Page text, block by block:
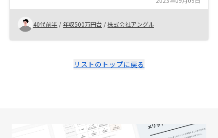
の面談を行い、とても分かりやすい説明を受ける内に、
不動産投資の不安が徐々に解消し、不動産を購入するこ
とになりました。
40代前半 / 年収500万円台 /株式会社アングル
リストのトップに戻る